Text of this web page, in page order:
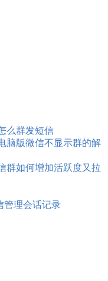
么群发短信
脑版微信不显示群的解
群如何增加活跃度又拉
管理会话记录